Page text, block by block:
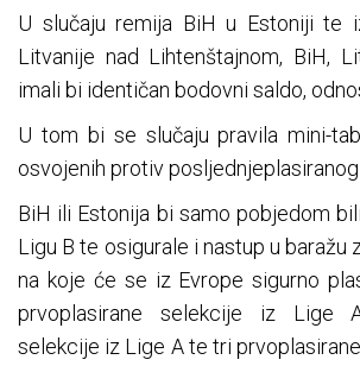
U slučaju remija BiH u Estoniji te
Litvanije nad Lihtenštajnom, BiH,
imali bi identičan bodovni saldo,
U tom bi se slučaju pravila mini-
osvojenih protiv
BiH ili Estonija bi samo pobjedom
Ligu B te osigurale i nastup u baražu
na koje će se iz Evrope sigurno
prvoplasirane selekcije iz Lige
selekcije iz Lige A te tri